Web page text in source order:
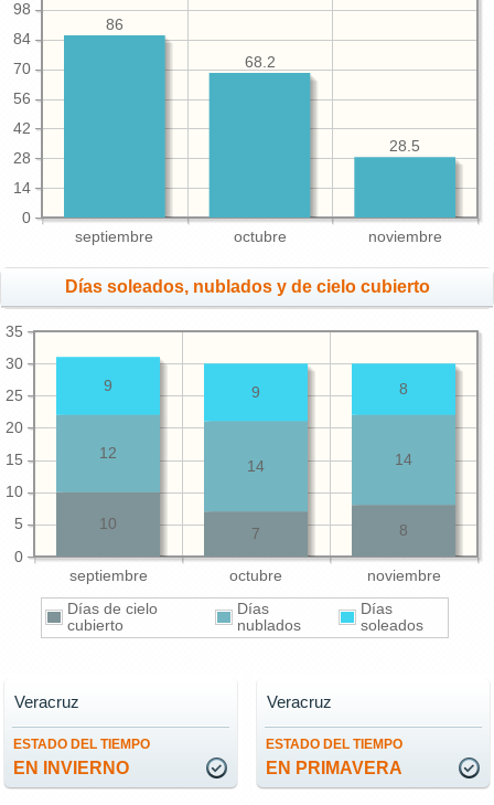
septiembre octubre noviembre
0
14
28
42
56
70
84
98
28.5
68.2
86
Días soleados, nublados y de cielo cubierto
septiembre octubre noviembre
0
5
10
15
20
25
30
35
8
7
10
14
14
12
8
9
9
Días de cielo
cubierto
Días
nublados
Días
soleados
ESTADO DEL TIEMPO
EN INVIERNO
Veracruz
ESTADO DEL TIEMPO
EN PRIMAVERA
Veracruz